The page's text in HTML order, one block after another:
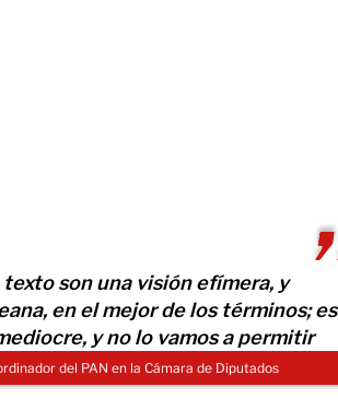
son una visión efímera, y
en el mejor de los términos; es
y no lo vamos a permitir
del PAN en la Cámara de Diputados